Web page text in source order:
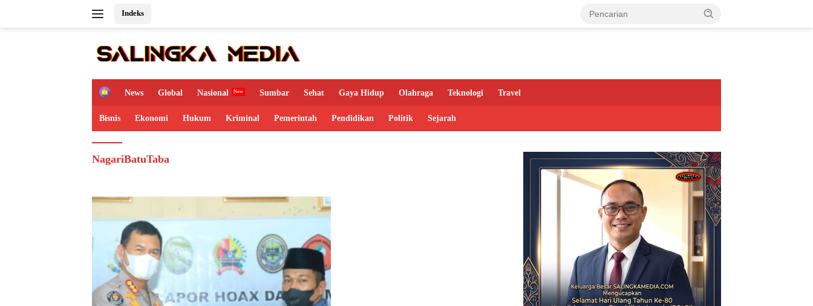
Indeks
H
m
e
News Global Nasional Sumbar Sehat Gaya Hidup Olahraga Teknologi Travel
Bisnis Ekonomi Hukum Kriminal Pemerintah Pendidikan Politik Sejarah
NagariBatuTaba